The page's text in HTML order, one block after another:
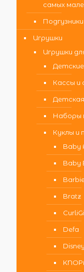
самых
Подгузники
Игрушки
Игрушки
Детские
Кассы и
Наборы
Куклы и
Baby
Baby
Bratz
Defa